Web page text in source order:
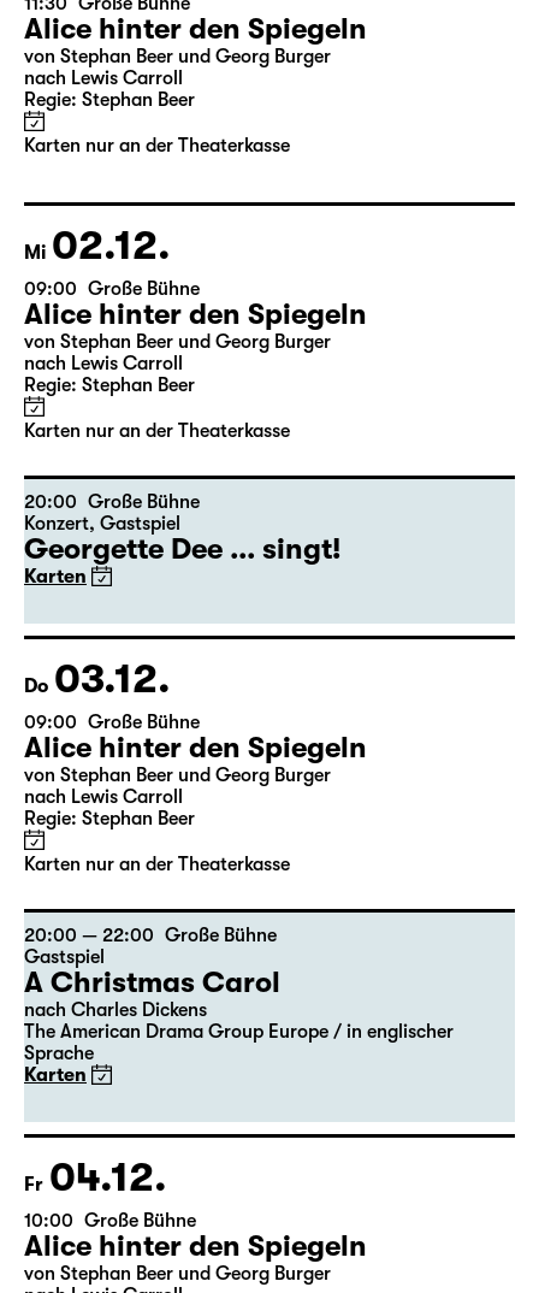
Karten nur an der Theaterkasse
11:30 Große Bühne
Alice hinter den Spiegeln
von Stephan Beer und Georg Burger
Karten nur an der Theaterkasse
Mi 02.12.
09:00 Große Bühne
Alice hinter den Spiegeln
von Stephan Beer und Georg Burger
Regie: Stephan Beer
Karten nur an der Theaterkasse
Große Bühne
Georgette Dee ... singt!
Karten
Do 03.12.
09:00 Große Bühne
Alice hinter den Spiegeln
von Stephan Beer und Georg Burger
Regie: Stephan Beer
Karten nur an der Theaterkasse
20:00 — 22:00 Große Bühne
Gastspiel
A Christmas Carol
The American Drama Group Europe / in englischer
Sprache
Karten
Fr 04.12.